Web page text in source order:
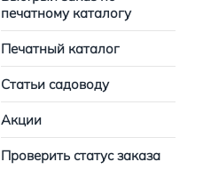
печатному каталогу
Печатный каталог
Статьи садоводу
Акции
Проверить статус заказа